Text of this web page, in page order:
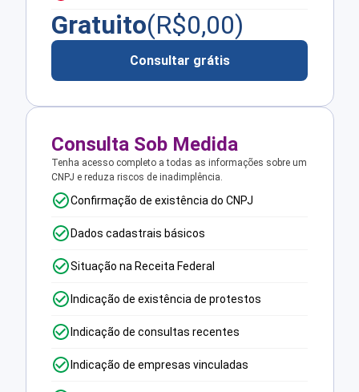
Gratuito(R$0,00)
Consultar grátis
Consulta Sob Medida
Tenha acesso completo a todas as informações sobre um
CNPJ e reduza riscos de inadimplência.
Confirmação de existência do CNPJ
Dados cadastrais básicos
Situação na Receita Federal
Indicação de existência de protestos
Indicação de consultas recentes
Indicação de empresas vinculadas